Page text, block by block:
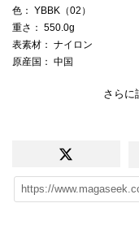
色 ： YBBK（02）
重さ ： 550.0g
表素材 ： ナイロン
原産国 ： 中国
さらに